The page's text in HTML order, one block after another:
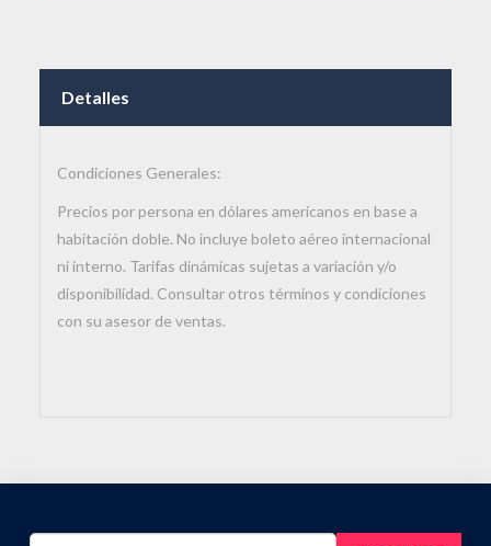
Detalles
Condiciones Generales:
Precios por persona en dólares americanos en base a
habitación doble. No incluye boleto aéreo internacional
ni interno. Tarifas dinámicas sujetas a variación y/o
disponibilidad. Consultar otros términos y condiciones
con su asesor de ventas.